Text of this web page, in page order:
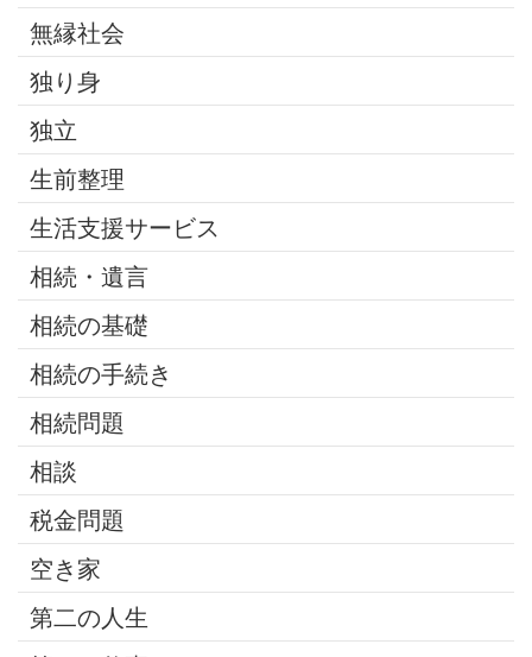
無縁社会
独り身
独立
生前整理
生活支援サービス
相続・遺言
相続の基礎
相続の手続き
相続問題
相談
税金問題
空き家
第二の人生